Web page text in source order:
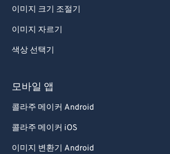
이미지 크기 조절기
이미지 자르기
색상 선택기
모바일 앱
콜라주 메이커 Android
콜라주 메이커 iOS
이미지 변환기 Android